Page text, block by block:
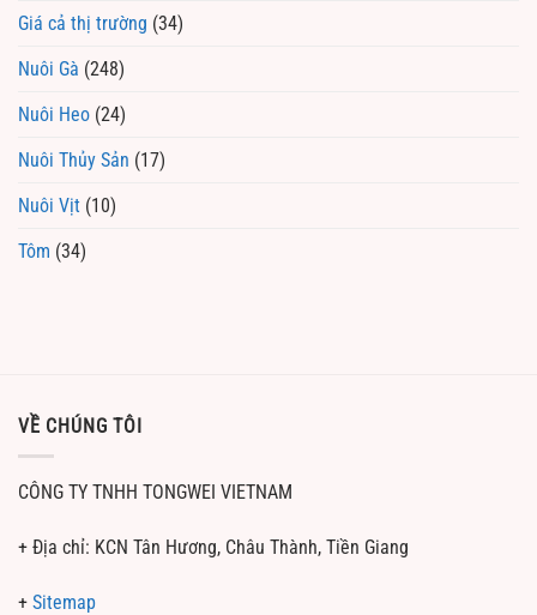
Giá cả thị trường (34)
Nuôi Gà (248)
Nuôi Heo (24)
Nuôi Thủy Sản (17)
Nuôi Vịt (10)
Tôm (34)
VỀ CHÚNG TÔI
CÔNG TY TNHH TONGWEI VIETNAM
+ Địa chỉ: KCN Tân Hương, Châu Thành, Tiền Giang
+ Sitemap